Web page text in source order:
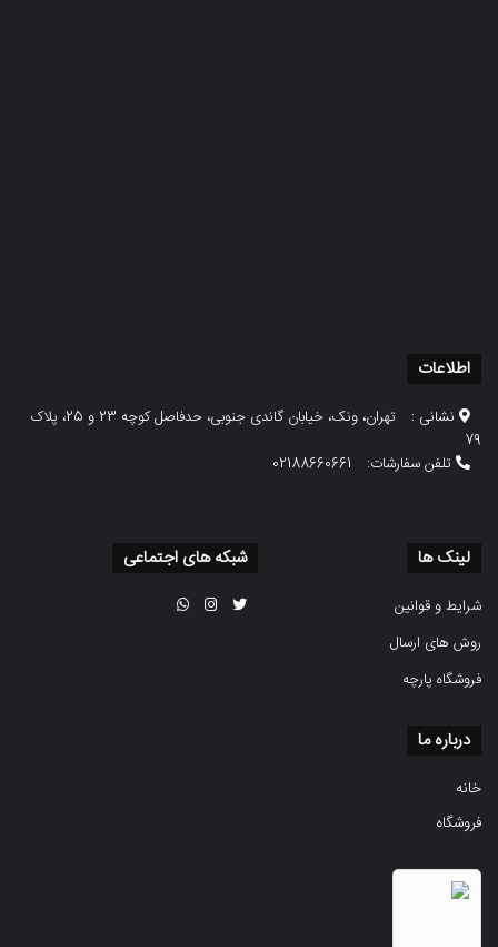
اطلاعات
نشانی :
تهران، ونک، خیابان گاندی جنوبی، حدفاصل کوچه 23 و 25، پلاک
79
تلفن سفارشات:
02188660661
لینک ها
شرایط و قوانین
روش های ارسال
فروشگاه پارچه
شبکه های اجتماعی
درباره ما
خانه
فروشگاه